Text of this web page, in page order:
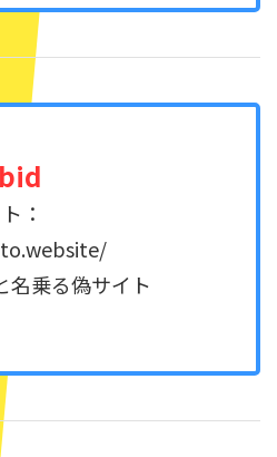
：
乗る偽サイト